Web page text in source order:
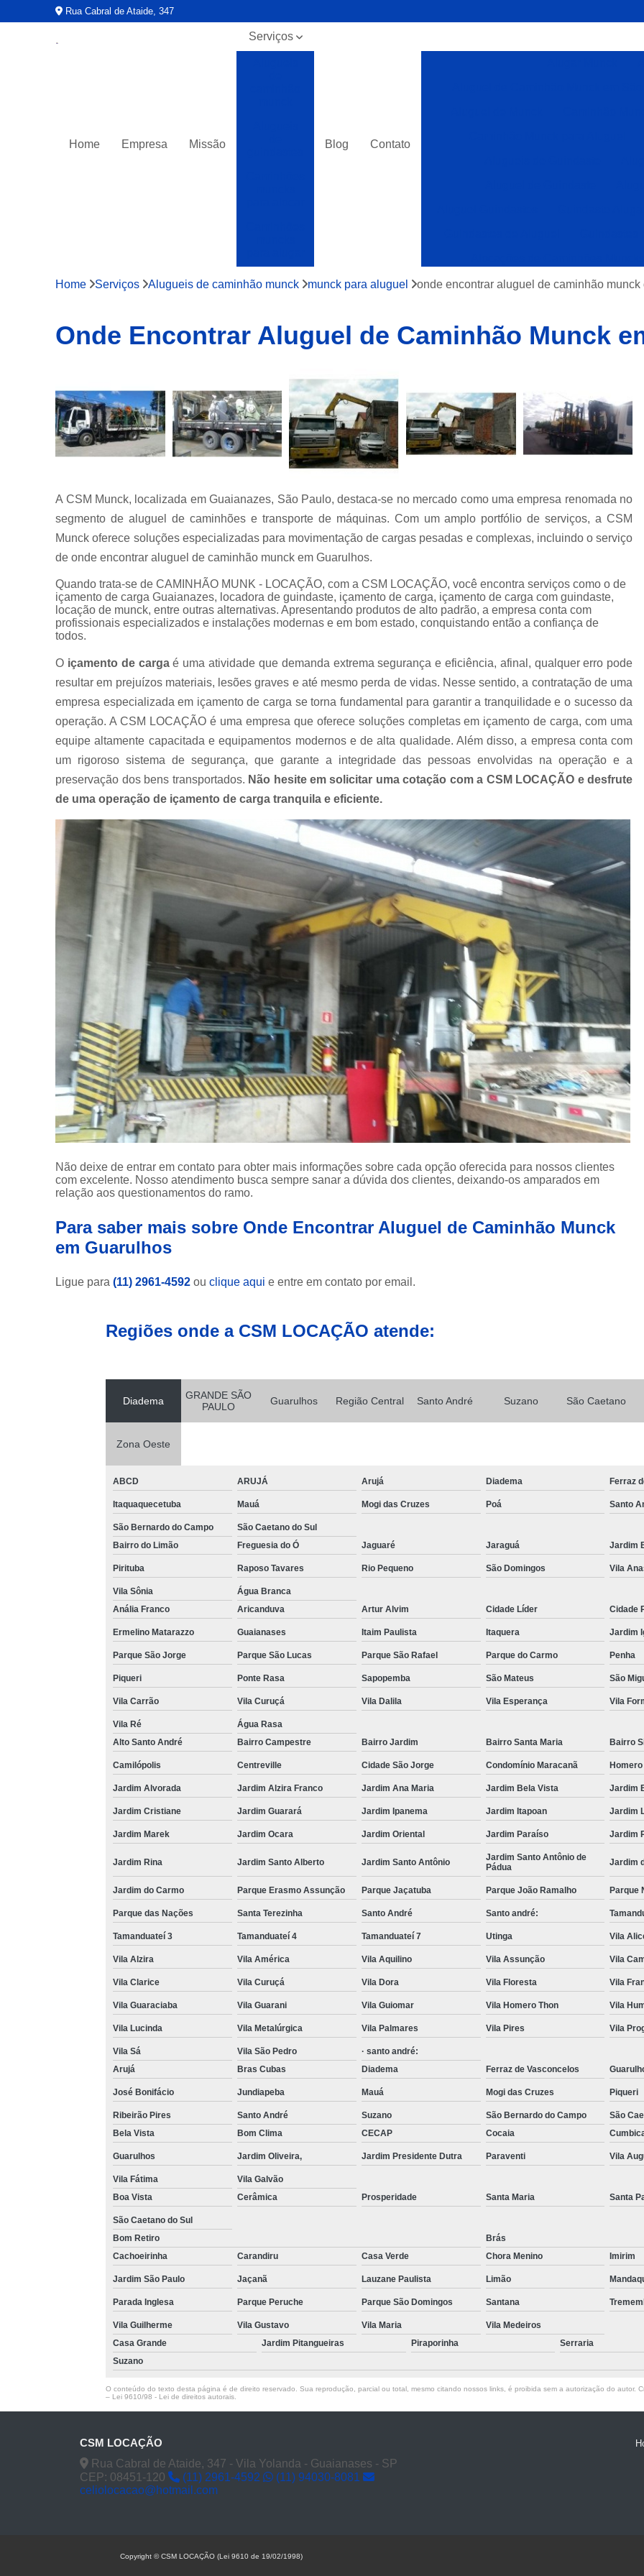
Rua Cabral de Ataide, 347
Home Empresa Missão
Serviços
Caminhões
muncks
Empresa
de
container
Empresas
de
transportes
de
containers
de carga
Locação de
Locação de
Locações
de
caminhão
munck
para alugar
Muncks
para locar
Munk para
alugar
Munk para
locar
Transportes
com
caminhão
munck
Transportes
containers
Transportes
de
máquinas
Blog Contato
Caminhões com Munck para Alocar
Caminhões Muncks de Alocação
Caminhões com Muncks para Alugueis
Caminhões Muncks de
Caminhões Tipo Munck para
Caminhões com Munck para
Caminhões com Muncks para
Caminhões Tipo Munck para
Caminhões Tipo Muncks para
Locações de Caminhões
Empresa de Carreta para Transporte de
Empresa de Transporte
Empresa de Transporte Rodoviário de
Empresa de Transportes
Empresa Transportadora de Container
Transportadora
Transportadora de Containers
Transporte Containers
Transporte de
Transportes Container
Içamento com Caminhão Munck
Içamento de Carga com
Içamento de Carga em Obras
Içamento de Carga Pesada
Movimentação de Carga
Serviço de
Locação de Guindaste
Locação de Guindaste com Operador
Locação de Guindaste para
Locação Guindaste Hidráulico
Serviço de Locação de
Aluguel de Guindaste
Locação de
Locação de Guindaste Articulado
Locação de Caminhão Munck em Sp
Locação e Transporte de
Caminhão Guindaste Munck para
Caminhão
Caminhão Tipo Munck para
Locações de Munck
Locações de
Muncks de Locação
Muncks
Aluguel de Munck 1
Aluguel de Munck para Cobertura
Aluguel de Munck para Remoção de
Aluguel de Munck
Aluguel de Munck para
Locação de
Locação de Caminhão Munck para
Locação de Munck para Remoção
Empresa de Transporte de Carga
Transportadora com
Transporte com
Transporte com Munck em
Transporte de Cargas com
Transporte de Máquinas e
Caminhões de
Carregamento de Container com
Remoção de Container com
Remoção de Container de Munck
Transporte de Containers
Transporte de Containers Vazios
Transporte de Máquinas com Caminhão
Transporte de Máquinas com
Transporte de Máquinas
Transporte e
Home Serviços Alugueis de caminhão munck munck para aluguel onde encontrar aluguel de caminhão munck
Onde Encontrar Aluguel de Caminhão Munck
A CSM Munck, localizada em Guaianazes, São Paulo, destaca-se no mercado como uma empresa renomada no
segmento de aluguel de caminhões e transporte de máquinas. Com um amplo portfólio de serviços, a CSM
Munck oferece soluções especializadas para movimentação de cargas pesadas e complexas, incluindo o serviço
de onde encontrar aluguel de caminhão munck em Guarulhos.
Quando trata-se de CAMINHÃO MUNK - LOCAÇÃO, com a CSM LOCAÇÃO, você encontra serviços como o de
içamento de carga Guaianazes, locadora de guindaste, içamento de carga, içamento de carga com guindaste,
locação de munck, entre outras alternativas. Apresentando produtos de alto padrão, a empresa conta com
profissionais especializados e instalações modernas e em bom estado, conquistando então a confiança de
todos.
O içamento de cargaé uma atividade que demanda extrema segurança e eficiência, afinal, qualquer erro pode
resultar em prejuízos materiais, lesões graves e até mesmo perda de vidas. Nesse sentido, a contratação de uma
empresa especializada em içamento de carga se torna fundamental para garantir a tranquilidade e o sucesso da
operação. A CSM LOCAÇÃO é uma empresa que oferece soluções completas em içamento de carga, com uma
equipe altamente capacitada e equipamentos modernos e de alta qualidade. Além disso, a empresa conta com
um rigoroso sistema de segurança, que garante a integridade das pessoas envolvidas na operação e a
preservação dos bens transportados. Não hesite em solicitar uma cotação com a CSM LOCAÇÃO e desfrute
de uma operação de içamento de carga tranquila e eficiente.
Não deixe de entrar em contato para obter mais informações sobre cada opção oferecida para nossos clientes
com excelente. Nosso atendimento busca sempre sanar a dúvida dos clientes, deixando-os amparados em
relação aos questionamentos do ramo.
Para saber mais sobre Onde Encontrar Aluguel de Caminhão Munck
em Guarulhos
Ligue para(11) 2961-4592ouclique aqui e entre em contato por email.
Regiões onde a CSM LOCAÇÃO atende:
Diadema
GRANDE SÃO
PAULO
Guarulhos Região Central Santo André Suzano São Caetano
Zona Oeste
ABCD ARUJÁ Arujá Diadema Ferraz
Itaquaquecetuba Mauá Mogi das Cruzes Poá Santo
São Bernardo do Campo
São Caetano do Sul
Bairro do Limão
Freguesia do Ó Jaguaré Jaraguá Jardim
Pirituba Raposo Tavares Rio Pequeno São Domingos Vila
Vila Sônia
Água Branca
Anália Franco
Aricanduva Artur Alvim Cidade Líder Cidade
Ermelino Matarazzo Guaianases Itaim Paulista Itaquera Jardim
Parque São Jorge Parque São Lucas Parque São Rafael Parque do Carmo Penha
Piqueri Ponte Rasa Sapopemba São Mateus São
Vila Carrão Vila Curuçá Vila Dalila Vila Esperança Vila
Vila Ré
Água Rasa
Alto Santo André
Bairro Campestre Bairro Jardim Bairro Santa Maria Bairro
Camilópolis Centreville Cidade São Jorge Condomínio Maracanã Homero
Jardim Alvorada Jardim Alzira Franco Jardim Ana Maria Jardim Bela Vista Jardim
Jardim Cristiane Jardim Guarará Jardim Ipanema Jardim Itapoan Jardim
Jardim Marek Jardim Ocara Jardim Oriental Jardim Paraíso Jardim
Jardim Rina Jardim Santo Alberto Jardim Santo Antônio
Jardim Santo Antônio de
Pádua
Jardim
Jardim do Carmo Parque Erasmo Assunção Parque Jaçatuba Parque João Ramalho Parque
Parque das Nações Santa Terezinha Santo André Santo andré:
Tamanduateí 3 Tamanduateí 4 Tamanduateí 7 Utinga Vila
Vila Alzira Vila América Vila Aquilino Vila Assunção Vila
Vila Clarice Vila Curuçá Vila Dora Vila Floresta Vila
Vila Guaraciaba Vila Guarani Vila Guiomar Vila Homero Thon Vila
Vila Lucinda Vila Metalúrgica Vila Palmares Vila Pires Vila
Vila Sá Vila São Pedro
· santo andré:
Arujá
Bras Cubas Diadema Ferraz de Vasconcelos
José Bonifácio Jundiapeba Mauá Mogi das Cruzes Piqueri
Ribeirão Pires Santo André Suzano São Bernardo do Campo São
Bela Vista
Bom Clima CECAP Cocaia
Guarulhos Jardim Oliveira, Jardim Presidente Dutra Paraventi Vila
Vila Fátima
Vila Galvão
Boa Vista
Cerâmica Prosperidade Santa Maria Santa
São Caetano do Sul
Bom Retiro
Brás
Cachoeirinha
Carandiru Casa Verde Chora Menino Imirim
Jardim São Paulo Jaçanã Lauzane Paulista Limão
Parada Inglesa Parque Peruche Parque São Domingos Santana
Vila Guilherme Vila Gustavo Vila Maria
Vila Medeiros
Casa Grande
Jardim Pitangueiras Piraporinha Serraria
Suzano
O conteúdo do texto desta página é de direito reservado. Sua reprodução, parcial ou total, mesmo citando nossos links, é proibida sem a autorização do autor.
– Lei 9610/98 - Lei de direitos autorais.
CSM LOCAÇÃO
Rua Cabral de Ataide, 347 - Vila Yolanda - Guaianases - SP
CEP: 08451-120
(11) 2961-4592
(11) 94030-8081
celiolocacao@hotmail.com
Copyright © CSM LOCAÇÃO (Lei 9610 de 19/02/1998)